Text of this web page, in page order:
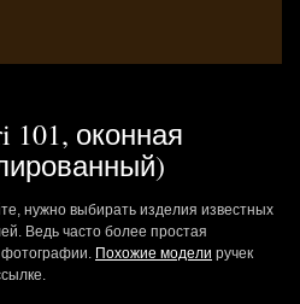
101, оконная
нужно выбирать изделия известных
Ведь часто более простая
Похожие модели ручек